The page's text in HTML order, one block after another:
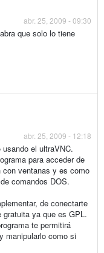
abr. 25, 2009 - 09:30
que solo lo tiene
abr. 25, 2009 - 12:18
el ultraVNC.
para acceder de
ventanas y es como
comandos DOS.
de conectarte
ya que es GPL.
te permitirá
manipularlo como si